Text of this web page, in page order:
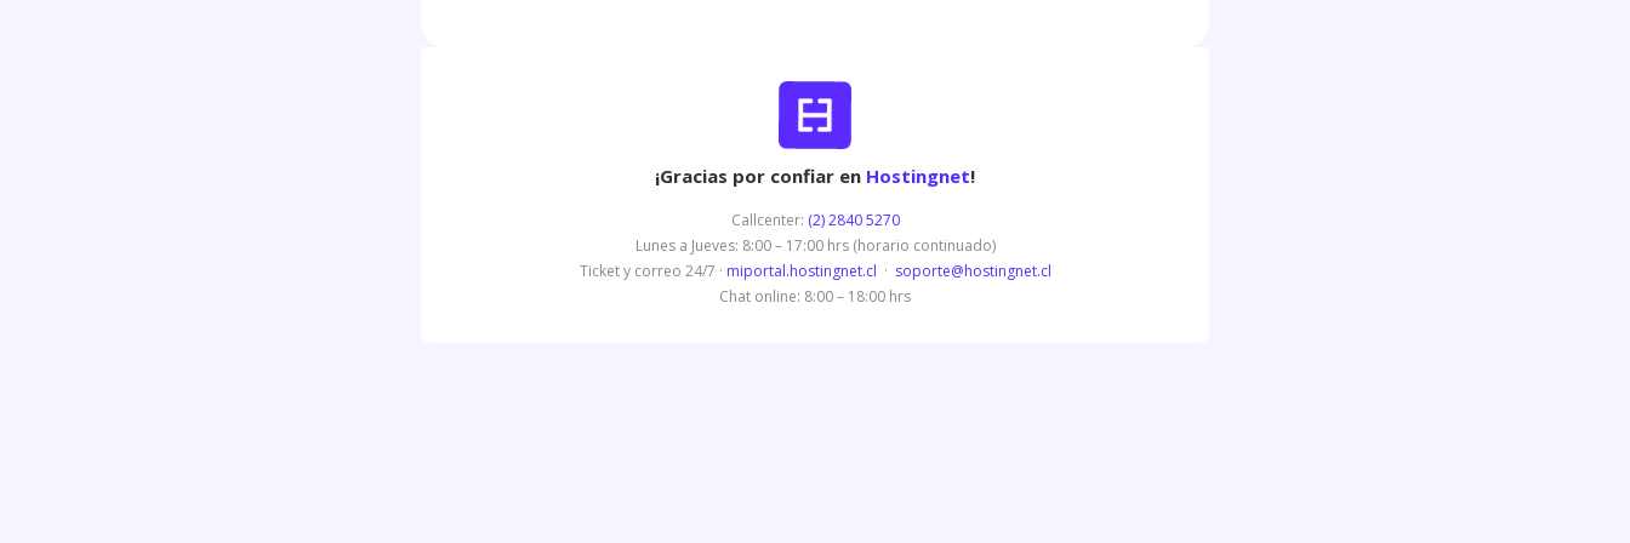
¡Gracias por confiar en Hostingnet!
Callcenter: (2) 2840 5270
Lunes a Jueves: 8:00 – 17:00 hrs (horario continuado)
Ticket y correo 24/7 · miportal.hostingnet.cl · soporte@hostingnet.cl
Chat online: 8:00 – 18:00 hrs